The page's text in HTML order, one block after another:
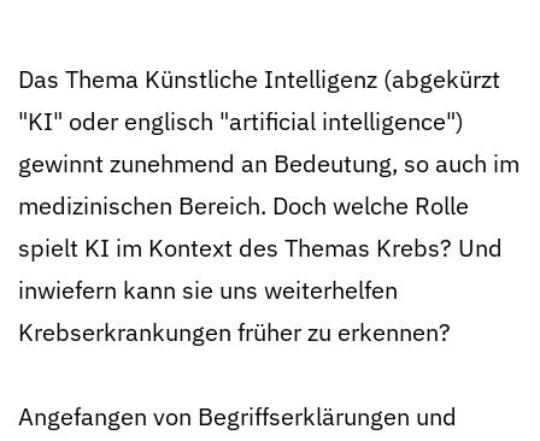
Das Thema Künstliche Intelligenz (abgekürzt
"KI" oder englisch "artificial intelligence")
gewinnt zunehmend an Bedeutung, so auch im
medizinischen Bereich. Doch welche Rolle
spielt KI im Kontext des Themas Krebs? Und
inwiefern kann sie uns weiterhelfen
Krebserkrankungen früher zu erkennen?
Angefangen von Begriffserklärungen und